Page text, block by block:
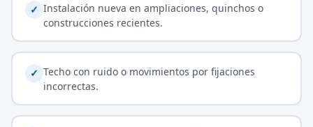
✓ Instalación nueva en ampliaciones, quinchos o
construcciones recientes.
✓ Techo con ruido o movimientos por fijaciones
incorrectas.